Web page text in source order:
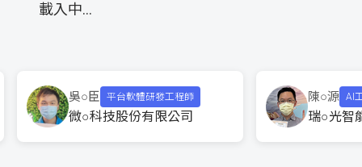
載入中...
吳○臣 平台軟體研發工程師
微○科技股份有限公司
陳○源 AI工程師
瑞○光智能股份